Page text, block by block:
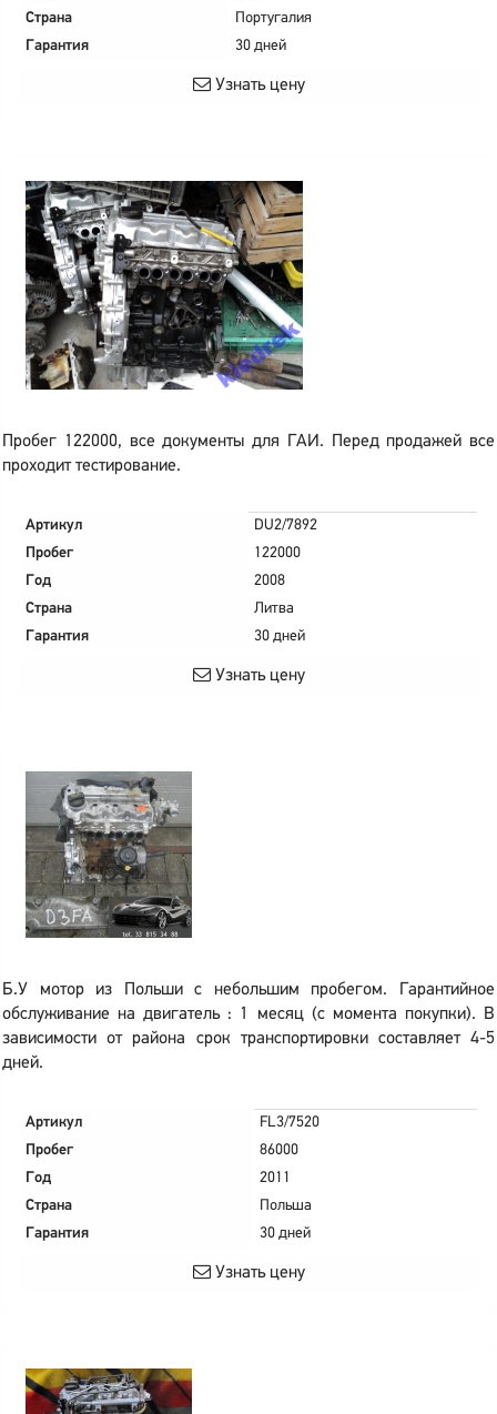
Страна
Португалия
Гарантия
30 дней
Узнать цену
Пробег 122000, все документы для ГАИ. Перед продажей все
проходит тестирование.
Артикул
DU2/7892
Пробег
122000
Год
2008
Страна
Литва
Гарантия
30 дней
Узнать цену
Б.У мотор из Польши с небольшим пробегом. Гарантийное
обслуживание на двигатель : 1 месяц (с момента покупки). В
зависимости от района срок транспортировки составляет 4-5
дней.
Артикул
FL3/7520
Пробег
86000
Год
2011
Страна
Польша
Гарантия
30 дней
Узнать цену